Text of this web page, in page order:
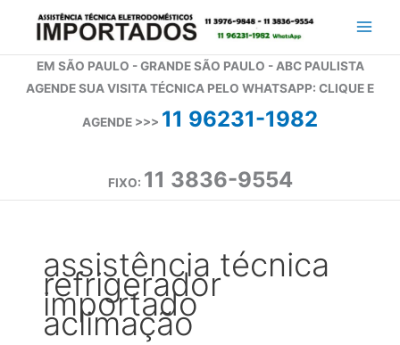
conteúdoEM SÃO PAULO - GRANDE SÃO PAULO - ABC PAULISTA
AGENDE SUA VISITA TÉCNICA PELO WHATSAPP: CLIQUE E
AGENDE >>> 11 96231-1982
FIXO: 11 3836-9554
assistência técnica
refrigerador
importado
aclimação